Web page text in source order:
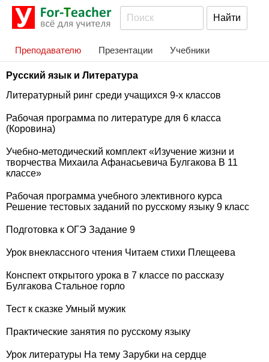
Преподавателю Презентации Учебники
Русский язык и Литература
Литературный ринг среди учащихся 9-х классов
Рабочая программа по литературе для 6 класса
(Коровина)
Учебно-методический комплект «Изучение жизни и
творчества Михаила Афанасьевича Булгакова В 11
классе»
Рабочая программа учебного элективного курса
Решение тестовых заданий по русскому языку 9 класс
Подготовка к ОГЭ Задание 9
Урок внеклассного чтения Читаем стихи Плещеева
Конспект открытого урока в 7 классе по рассказу
Булгакова Стальное горло
Тест к сказке Умный мужик
Практические занятия по русскому языку
Урок литературы На тему Зарубки на сердце